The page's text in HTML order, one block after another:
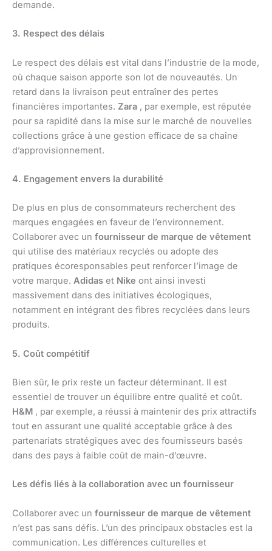
demande.
3. Respect des délais
Le respect des délais est vital dans l’industrie de la mode,
où chaque saison apporte son lot de nouveautés. Un
retard dans la livraison peut entraîner des pertes
financières importantes. Zara , par exemple, est réputée
pour sa rapidité dans la mise sur le marché de nouvelles
collections grâce à une gestion efficace de sa chaîne
d’approvisionnement.
4. Engagement envers la durabilité
De plus en plus de consommateurs recherchent des
marques engagées en faveur de l’environnement.
Collaborer avec un fournisseur de marque de vêtement
qui utilise des matériaux recyclés ou adopte des
pratiques écoresponsables peut renforcer l’image de
votre marque. Adidas et Nike ont ainsi investi
massivement dans des initiatives écologiques,
notamment en intégrant des fibres recyclées dans leurs
produits.
5. Coût compétitif
Bien sûr, le prix reste un facteur déterminant. Il est
essentiel de trouver un équilibre entre qualité et coût.
H&M , par exemple, a réussi à maintenir des prix attractifs
tout en assurant une qualité acceptable grâce à des
partenariats stratégiques avec des fournisseurs basés
dans des pays à faible coût de main-d’œuvre.
Les défis liés à la collaboration avec un fournisseur
Collaborer avec un fournisseur de marque de vêtement
n’est pas sans défis. L’un des principaux obstacles est la
communication. Les différences culturelles et